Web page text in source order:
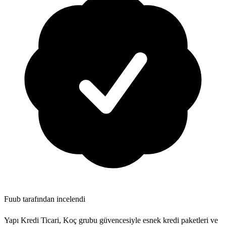
Fuub tarafından incelendi
Yapı Kredi Ticari, Koç grubu güvencesiyle esnek kredi paketleri ve